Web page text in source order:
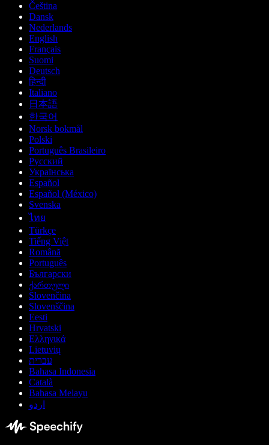
Čeština
Dansk
Nederlands
English
Français
Suomi
Deutsch
हिन्दी
Italiano
日本語
한국어
Norsk bokmål
Polski
Português Brasileiro
Русский
Українська
Español
Español (México)
Svenska
ไทย
Türkçe
Tiếng Việt
Română
Português
Български
ქართული
Slovenčina
Slovenščina
Eesti
Hrvatski
Ελληνικά
Lietuvių
עברית
Bahasa Indonesia
Català
Bahasa Melayu
اردو